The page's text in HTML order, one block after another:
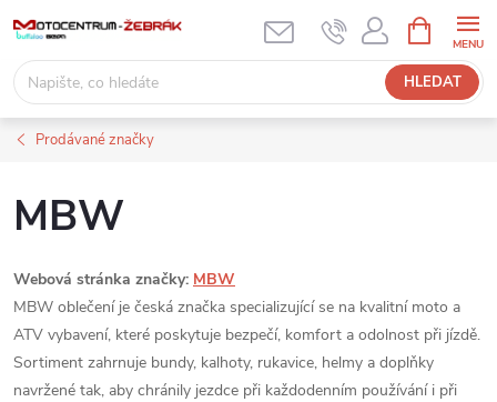
obsah
HLEDAT
NÁKUPNÍ
KOŠÍK
Prodávané značky
MBW
Webová stránka značky: MBW
MBW oblečení je česká značka specializující se na kvalitní moto a
ATV vybavení, které poskytuje bezpečí, komfort a odolnost při jízdě.
Sortiment zahrnuje bundy, kalhoty, rukavice, helmy a doplňky
navržené tak, aby chránily jezdce při každodenním používání i při